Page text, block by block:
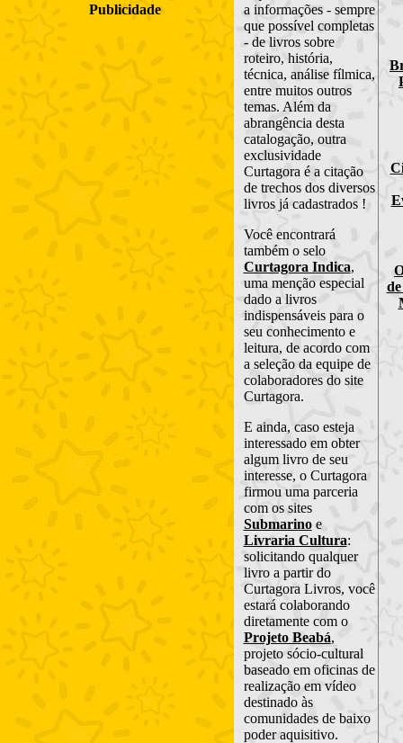
Publicidade
a informações - sempre
que possível completas
- de livros sobre
roteiro, história,
técnica, análise fílmica,
entre muitos outros
temas. Além da
abrangência desta
catalogação, outra
exclusividade
Curtagora é a citação
de trechos dos diversos
livros já cadastrados !
Você encontrará
também o selo
Curtagora Indica,
uma menção especial
dado a livros
indispensáveis para o
seu conhecimento e
leitura, de acordo com
a seleção da equipe de
colaboradores do site
Curtagora.
E ainda, caso esteja
interessado em obter
algum livro de seu
interesse, o Curtagora
firmou uma parceria
com os sites
Submarinoe
Livraria Cultura:
solicitando qualquer
livro a partir do
Curtagora Livros, você
estará colaborando
diretamente com o
Projeto Beabá,
projeto sócio-cultural
baseado em oficinas de
realização em vídeo
destinado às
comunidades de baixo
poder aquisitivo.